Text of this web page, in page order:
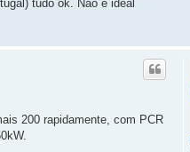
tudo ok. Não é ideal
200 rapidamente, com PCR